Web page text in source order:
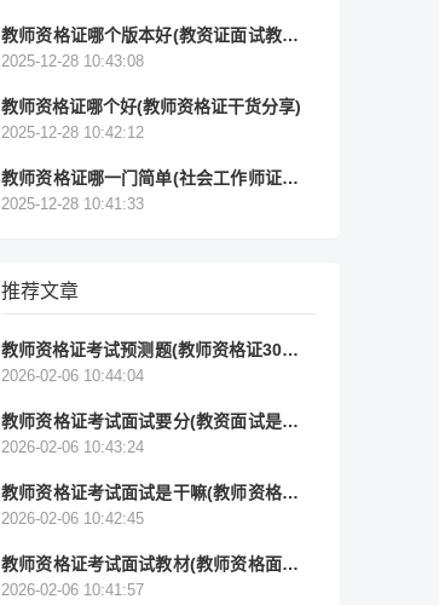
教师资格证哪个版本好(教资证面试教材版
本到底应该看哪个？)
2025-12-28 10:43:08
教师资格证哪个好(教师资格证干货分享)
2025-12-28 10:42:12
教师资格证哪一门简单(社会工作师证和小
学教师资格证哪个更难考？)
2025-12-28 10:41:33
推荐文章
教师资格证考试预测题(教师资格证30个简
答题预测)
2026-02-06 10:44:04
教师资格证考试面试要分(教资面试是怎样
评分的)
2026-02-06 10:43:24
教师资格证考试面试是干嘛(教师资格证面
试考什么)
2026-02-06 10:42:45
教师资格证考试面试教材(教师资格面试教
材是人教版吗)
2026-02-06 10:41:57